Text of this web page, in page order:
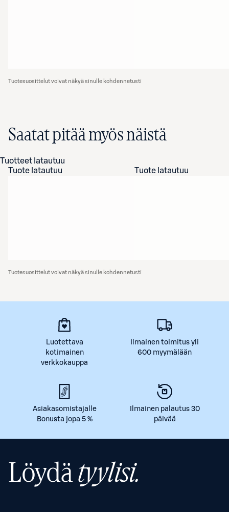
Tuotesuosittelut voivat näkyä sinulle kohdennetusti
Saatat pitää myös näistä
Tuotteet latautuu
Tuote latautuu
Tuote latautuu
Tuotesuosittelut voivat näkyä sinulle kohdennetusti
Luotettava
kotimainen
verkkokauppa
Ilmainen toimitus yli
600 myymälään
Asiakasomistajalle
Bonusta jopa 5 %
Ilmainen palautus 30
päivää
Löydätyylisi.